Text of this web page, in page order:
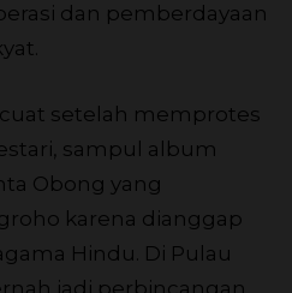
dan pemberdayaan
setelah memprotes
sampul album
Obong yang
karena dianggap
Hindu. Di Pulau
jadi perbincangan